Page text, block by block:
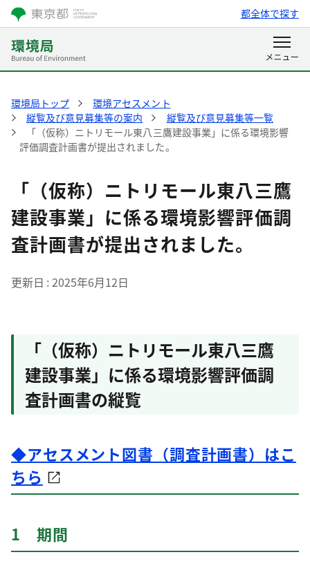
都全体で探す
環境局トップ
環境アセスメント
縦覧及び意見募集等の案内
縦覧及び意見募集等一覧
「（仮称）ニトリモール東八三鷹建設事業」に係る環境影響
評価調査計画書が提出されました。
「（仮称）ニトリモール東八三鷹
建設事業」に係る環境影響評価調
査計画書が提出されました。
更新日 2025年6月12日
「（仮称）ニトリモール東八三鷹
建設事業」に係る環境影響評価調
査計画書の縦覧
◆アセスメント図書（調査計画書）はこ
ちら
1 期間